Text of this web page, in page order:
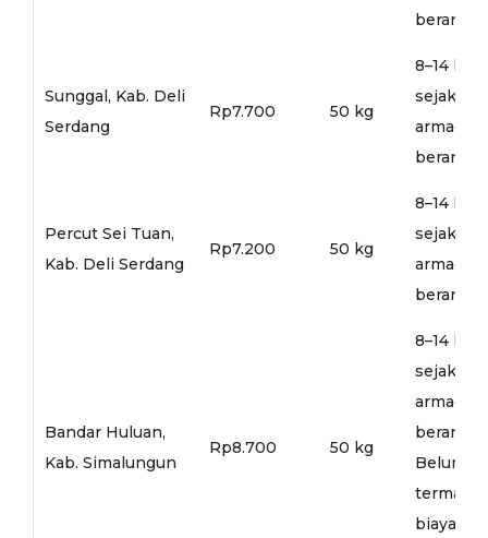
Sunggal, Kab. Deli
Serdang
Rp7.700 50 kg
8–14 hari
sejak
armada
Percut Sei Tuan,
Kab. Deli Serdang
Rp7.200 50 kg
8–14 hari
sejak
armada
Bandar Huluan,
Kab. Simalungun
Rp8.700 50 kg
8–14 hari
sejak
armada
Belum
biaya